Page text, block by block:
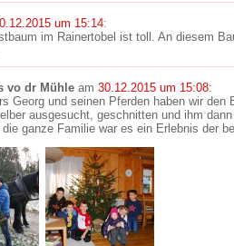
um 15:14:
im Rainertobel ist toll. An diesem
vo dr Mühle am 30.12.2015 um 15:08:
Georg und seinen Pferden haben wir den
ausgesucht, geschnitten und ihm
ganze Familie war es ein Erlebnis der